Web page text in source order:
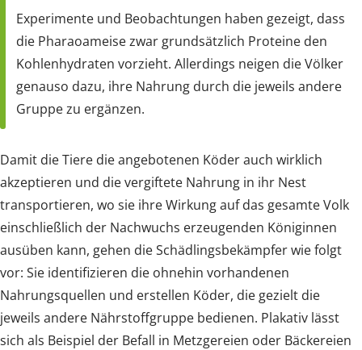
Experimente und Beobachtungen haben gezeigt, dass
die Pharaoameise zwar grundsätzlich Proteine den
Kohlenhydraten vorzieht. Allerdings neigen die Völker
genauso dazu, ihre Nahrung durch die jeweils andere
Gruppe zu ergänzen.
Damit die Tiere die angebotenen Köder auch wirklich
akzeptieren und die vergiftete Nahrung in ihr Nest
transportieren, wo sie ihre Wirkung auf das gesamte Volk
einschließlich der Nachwuchs erzeugenden Königinnen
ausüben kann, gehen die Schädlingsbekämpfer wie folgt
vor: Sie identifizieren die ohnehin vorhandenen
Nahrungsquellen und erstellen Köder, die gezielt die
jeweils andere Nährstoffgruppe bedienen. Plakativ lässt
sich als Beispiel der Befall in Metzgereien oder Bäckereien